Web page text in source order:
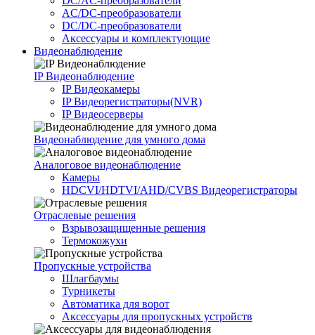
AC/DC-преобразователи
DC/DC-преобразователи
Аксессуары и комплектующие
Видеонаблюдение
IP Видеонаблюдение
IP Видеокамеры
IP Видеорегистраторы(NVR)
IP Видеосерверы
Видеонаблюдение для умного дома
Аналоговое видеонаблюдение
Камеры
HDCVI/HDTVI/AHD/CVBS Видеорегистраторы
Отраслевые решения
Взрывозащищенные решения
Термокожухи
Пропускные устройства
Шлагбаумы
Турникеты
Автоматика для ворот
Аксессуары для пропускных устройств